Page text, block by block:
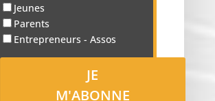
Jeunes
Parents
Entrepreneurs - Assos